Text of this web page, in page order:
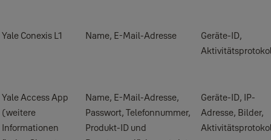
Yale Conexis L1 Name, E-Mail-Adresse
Geräte-ID,
Yale Access App
(weitere
Informationen
Name, E-Mail-Adresse,
Passwort, Telefonnummer,
Produkt-ID und
Geräte-ID, IP-
Adresse, Bilder,